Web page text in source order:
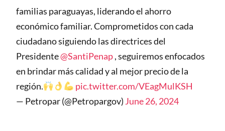
familias paraguayas, liderando el ahorro
económico familiar. Comprometidos con cada
ciudadano siguiendo las directrices del
Presidente@SantiPenap, seguiremos enfocados
en brindar más calidad y al mejor precio de la
región.
pic.twitter.com/VEagMulKSH
— Petropar (@Petropargov) June 26, 2024